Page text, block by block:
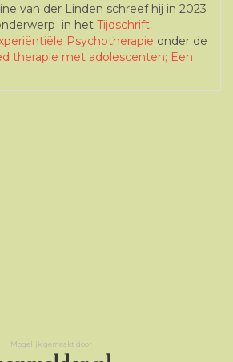
van der Linden schreef hij in 2023
in het Tijdschrift
Psychotherapie onder de
therapie met adolescenten; Een
Mogelijk gemaakt door